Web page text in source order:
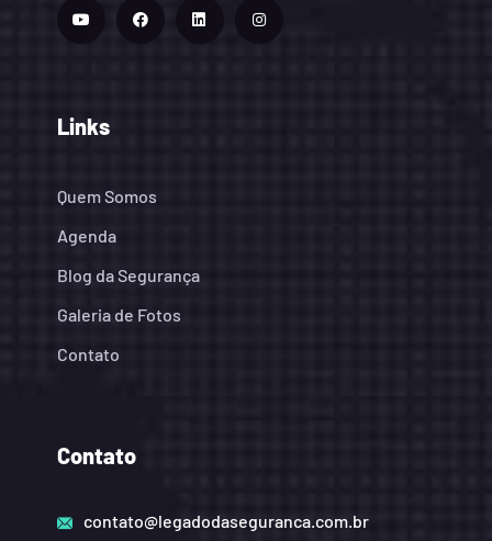
Links
Quem Somos
Agenda
Blog da Segurança
Galeria de Fotos
Contato
Contato
contato@legadodaseguranca.com.br